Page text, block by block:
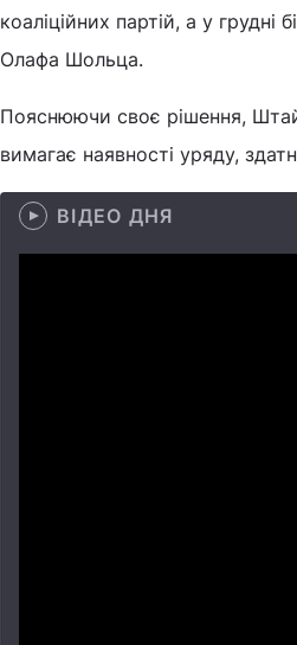
коаліційних партій, а у
Олафа Шольца.
Пояснюючи своє рішення,
вимагає наявності уряду,
ВІДЕО ДНЯ